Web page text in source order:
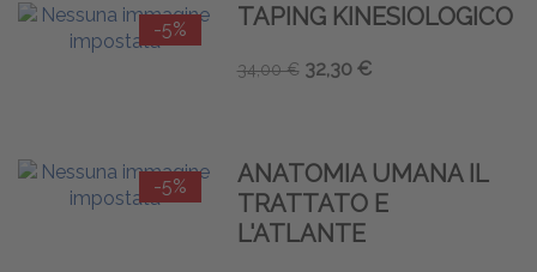
-5% TAPING KINESIOLOGICO
34,00 € 32,30 €
-5%
ANATOMIA UMANA IL
TRATTATO E
L'ATLANTE